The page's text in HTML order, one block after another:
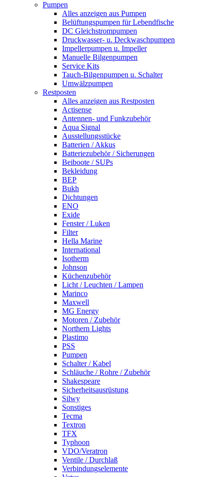
Pumpen
Alles anzeigen aus Pumpen
Belüftungspumpen für Lebendfische
DC Gleichstrompumpen
Druckwasser- u. Deckwaschpumpen
Impellerpumpen u. Impeller
Manuelle Bilgenpumpen
Service Kits
Tauch-Bilgenpumpen u. Schalter
Umwälzpumpen
Restposten
Alles anzeigen aus Restposten
Actisense
Antennen- und Funkzubehör
Aqua Signal
Ausstellungsstücke
Batterien / Akkus
Batteriezubehör / Sicherungen
Beiboote / SUPs
Bekleidung
BEP
Bukh
Dichtungen
ENO
Exide
Fenster / Luken
Filter
Hella Marine
International
Isotherm
Johnson
Küchenzubehör
Licht / Leuchten / Lampen
Marinco
Maxwell
MG Energy
Motoren / Zubehör
Northern Lights
Plastimo
PSS
Pumpen
Schalter / Kabel
Schläuche / Rohre / Zubehör
Shakespeare
Sicherheitsausrüstung
Silwy
Sonstiges
Tecma
Textron
TFX
Typhoon
VDO/Veratron
Ventile / Durchlaß
Verbindungselemente